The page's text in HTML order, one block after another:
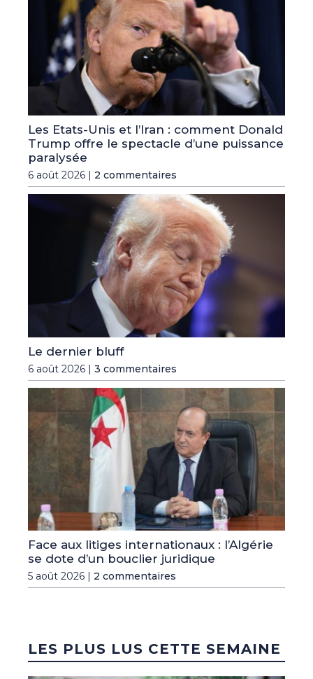
Les Etats-Unis et l’Iran : comment Donald
Trump offre le spectacle d’une puissance
paralysée
6 août 2026 | 2 commentaires
Le dernier bluff
6 août 2026 | 3 commentaires
Face aux litiges internationaux : l’Algérie
se dote d’un bouclier juridique
5 août 2026 | 2 commentaires
LES PLUS LUS CETTE SEMAINE